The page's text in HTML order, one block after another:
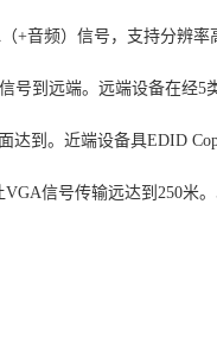
+音频）信号，支持分辨率
号到远端。远端设备在经
到。近端设备具EDID
信号传输远达到250米